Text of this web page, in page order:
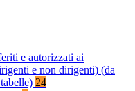
e autorizzati ai
e non dirigenti) (da
24